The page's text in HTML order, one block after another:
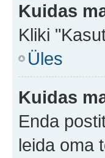
Kuidas
Kliki
Üles
Kuidas
Enda
leida oma